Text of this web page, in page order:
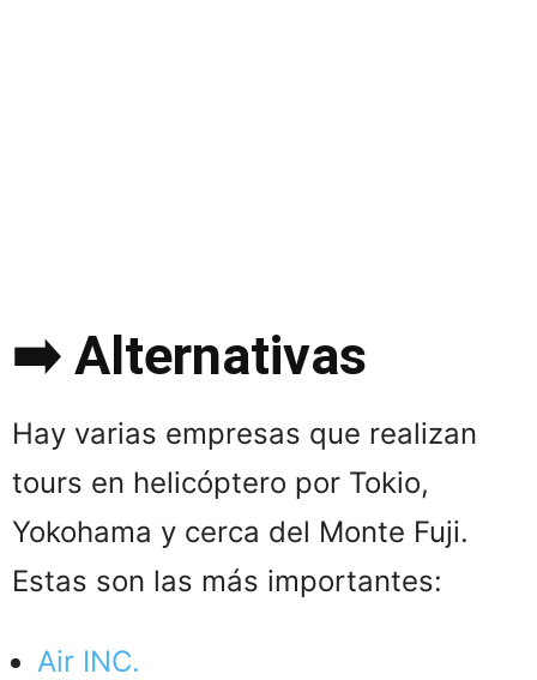
➡️ Alternativas
Hay varias empresas que realizan
tours en helicóptero por Tokio,
Yokohama y cerca del Monte Fuji.
Estas son las más importantes:
Air INC.